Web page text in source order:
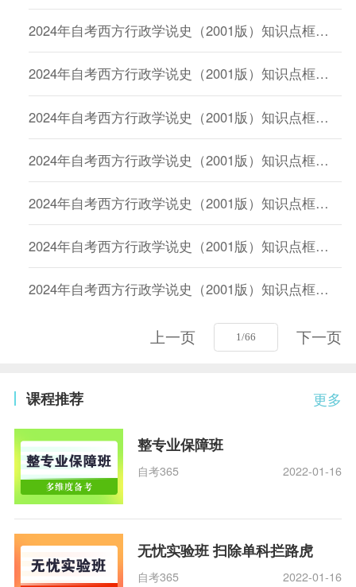
2024年自考西方行政学说史（2001版）知识点框架：第四章
2024年自考西方行政学说史（2001版）知识点框架：第十章
2024年自考西方行政学说史（2001版）知识点框架：第十一章
2024年自考西方行政学说史（2001版）知识点框架：第十五章
2024年自考西方行政学说史（2001版）知识点框架：第十四章
2024年自考西方行政学说史（2001版）知识点框架：第十三章
2024年自考西方行政学说史（2001版）知识点框架：第十七章
上一页 下一页
更多
课程推荐
整专业保障班
自考365 2022-01-16
无忧实验班 扫除单科拦路虎
自考365 2022-01-16